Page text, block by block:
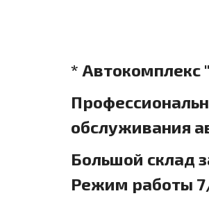
* Автокомплекс
обслуживания
Большой склад
Режим работы